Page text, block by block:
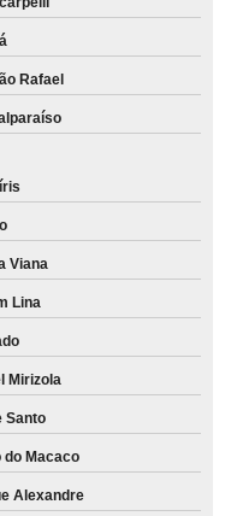
Rafael
Viana
Lina
Mirizola
Santo
do Macaco
Alexandre